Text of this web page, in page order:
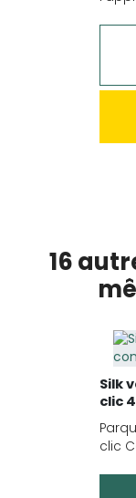
16
Silk
clic
clic